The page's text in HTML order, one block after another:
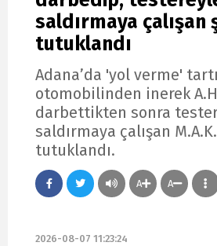
saldırmaya çalışan
tutuklandı
Adana’da 'yol verme'
otomobilinden inerek
darbettikten sonra
saldırmaya çalışan
tutuklandı.
A A
2026-08-07 11:23:24